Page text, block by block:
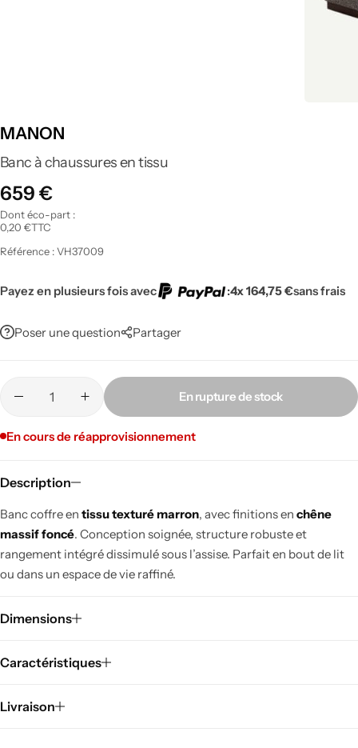
MANON
Banc à chaussures en tissu
659 €
Dont éco-part :
0,20 €TTC
Référence : VH37009
Payez en plusieurs fois avec :4x 164,75 €sans frais
Poser une question Partager
En rupture de stock
En cours de réapprovisionnement
Description
Banc coffre en tissu texturé marron, avec finitions en chêne
massif foncé. Conception soignée, structure robuste et
rangement intégré dissimulé sous l’assise. Parfait en bout de lit
ou dans un espace de vie raffiné.
Dimensions
Caractéristiques
Livraison